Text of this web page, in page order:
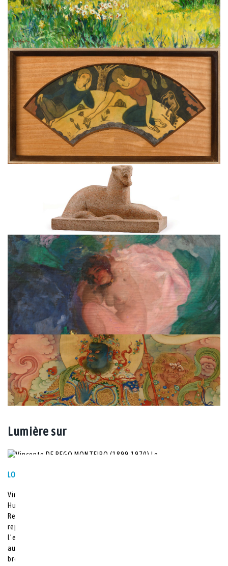
Lumière sur
LOT N° 15
Vincente DE REGO MONTEIRO (1899-1970) Le Charretier, 1925
Huile sur toile. Signée, datée et située en bas à droite « V. De
Rego-Monteiro-1925 Paris » 56 x 72 cm Bibliographie : - OEuvre
reproduite dans un article de presse rendant compte de
l’exposition « Les arts en Amérique Latine » à Recife en 1957,
auteur Géo-Charles (sera joint au tableau). Un Moderniste
brésilien Rego Monteiro appartient au mouvement moderniste